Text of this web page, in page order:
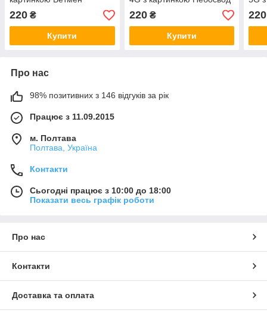
220 ₴
Купити
220₴
Купити
220
Про нас
98% позитивних з 146 відгуків за рік
Працює з 11.09.2015
м. Полтава
Полтава, Україна
Контакти
Сьогодні працює з 10:00 до 18:00
Показати весь графік роботи
Про нас
Контакти
Доставка та оплата